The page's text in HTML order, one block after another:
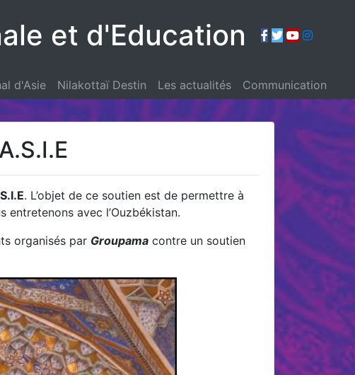
et d'Education
d'Asie Nilakottaï Destin Les actualités Communication
. L’objet de ce soutien est de permettre à
avec l’Ouzbékistan.
organisés par Groupamacontre un soutien